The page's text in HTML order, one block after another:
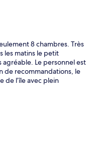
8 chambres. Très
les matins le petit
agréable. Le personnel est
de recommandations, le
de l’île avec plein